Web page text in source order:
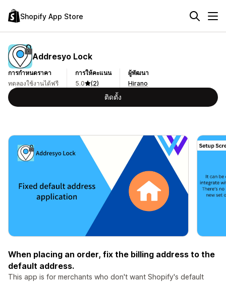
Shopify App Store
Addresyo Lock
การกำหนดราคา
ทดลองใช้งานได้ฟรี
การให้คะแนน
5.0
(2)
ผู้พัฒนา
Hirano
ติดตั้ง
When placing an order, fix the billing address to the
default address.
This app is for merchants who don't want Shopify's default